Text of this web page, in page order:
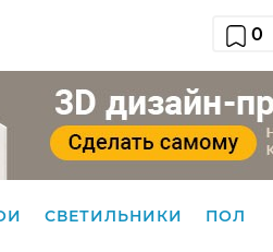
0
СВЕТИЛЬНИКИ ПОЛ